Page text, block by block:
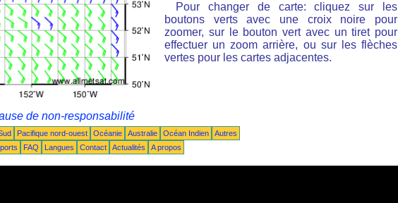
Pour changer de carte: cliquez sur les
boutons verts avec une croix noire pour
zoomer, sur le bouton vert avec un tiret pour
effectuer un zoom arrière, ou sur les flèches
vertes pour les cartes adjacentes.
de non-responsabilité
Pacifique nord-ouest Océanie Australie Océan Indien
Autres
FAQ Langues Contact Actualités A propos